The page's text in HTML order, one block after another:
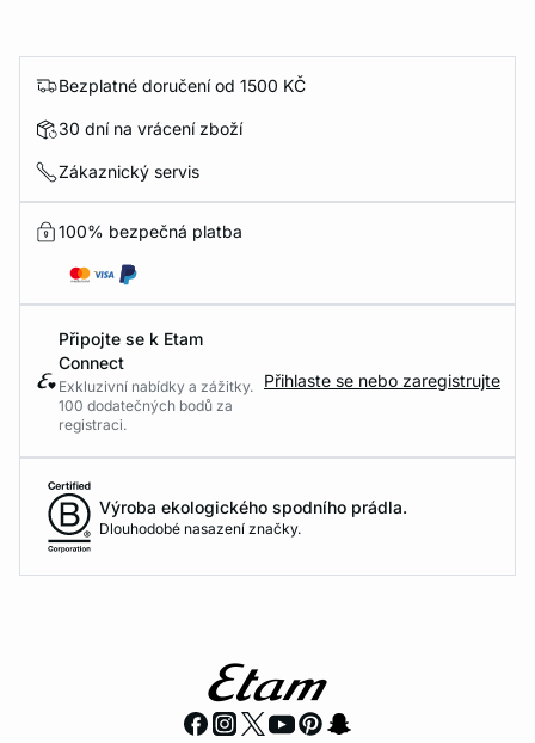
Bezplatné doručení od 1500 KČ
30 dní na vrácení zboží
Zákaznický servis
100% bezpečná platba
Připojte se k Etam
Connect
Exkluzivní nabídky a zážitky.
100 dodatečných bodů za
registraci.
Přihlaste se nebo zaregistrujte
Výroba ekologického spodního prádla.
Dlouhodobé nasazení značky.